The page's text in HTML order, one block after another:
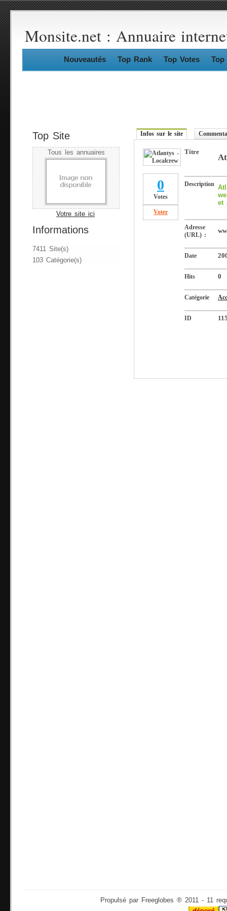
Monsite.net : Annuaire
Nouveautés Top Rank Top Votes Top
Top Site
Tous les annuaires
Votre site ici
Informations
7411 Site(s)
103 Catégorie(s)
Infos sur le site
0
Votes
Voter
Titre
Description
et
Adresse
(URL) :
Date
Hits 0
Catégorie
ID
Propulsé par Freeglobes ® 2011 - 11